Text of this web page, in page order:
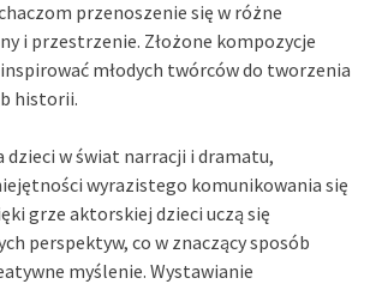
przenoszenie się w różne
i przestrzenie. Złożone kompozycje
młodych twórców do tworzenia
historii.
dzieci w świat narracji i dramatu,
wyrazistego komunikowania się
grze aktorskiej dzieci uczą się
perspektyw, co w znaczący sposób
myślenie. Wystawianie